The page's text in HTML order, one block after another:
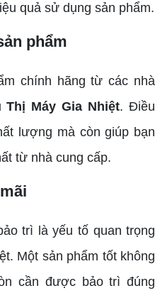
quả sử dụng sản phẩm.
phẩm
chính hãng từ các nhà
Thị Máy Gia Nhiệt. Điều
lượng mà còn giúp bạn
từ nhà cung cấp.
trì là yếu tố quan trọng
Một sản phẩm tốt không
cần được bảo trì đúng